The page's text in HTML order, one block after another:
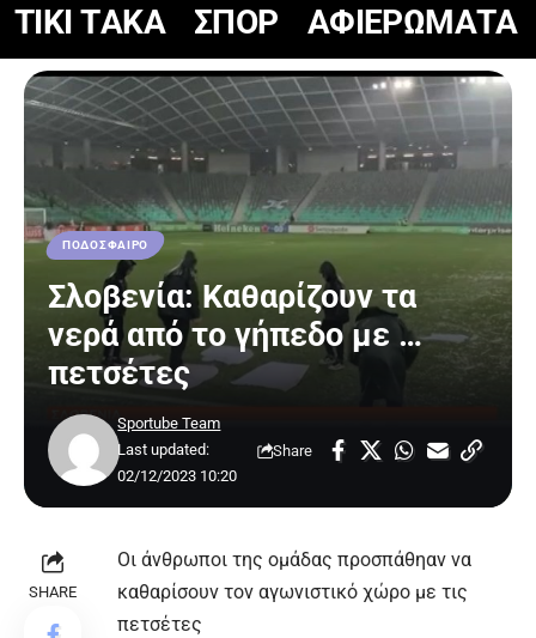
TIKΙ TΑΚΑ
ΣΠΟΡ ΑΦΙΕΡΩΜΑΤΑ
ΠΟΔΟΣΦΑΙΡΟ
Σλοβενία: Καθαρίζουν τα
νερά από το γήπεδο με …
πετσέτες
Last updated:
02/12/2023 10:20
Sportube Team
Share
SHARE
Οι άνθρωποι της ομάδας προσπάθηαν να
καθαρίσουν τον αγωνιστικό χώρο με τις
πετσέτες